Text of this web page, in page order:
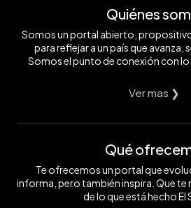
Quiénes
Somos un portal abierto,
para reflejar a un país que avanza,
Somos el punto de conexión con lo
Ver mas ❯
Qué
Te ofrecemos un portal que
informa, pero también inspira. Que
de lo que está hecho El